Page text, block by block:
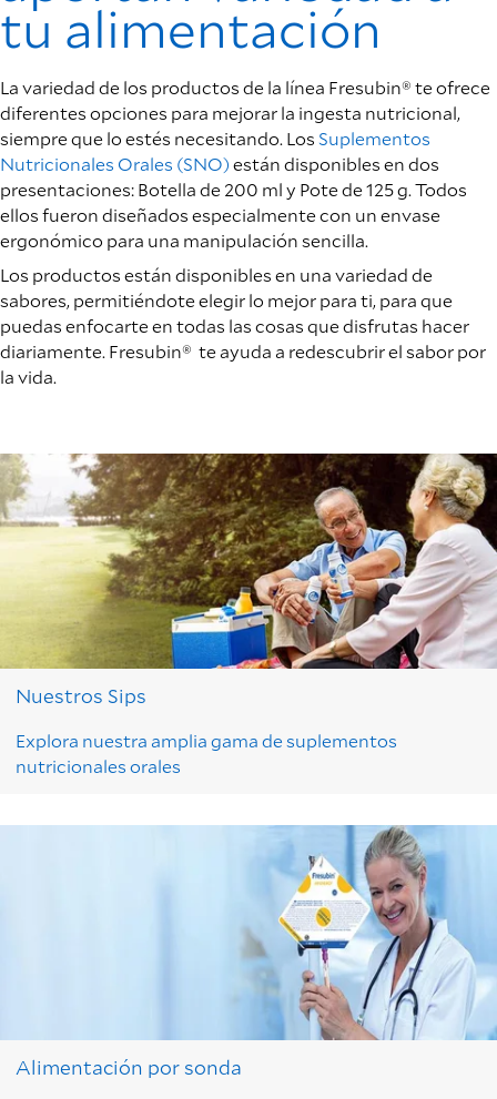
tu alimentación
La variedad de los productos de la línea Fresubin® te ofrece
diferentes opciones para mejorar la ingesta nutricional,
siempre que lo estés necesitando. LosSuplementos
Nutricionales Orales (SNO)están disponibles en dos
presentaciones: Botella de 200 ml y Pote de 125 g. Todos
ellos fueron diseñados especialmente con un envase
ergonómico para una manipulación sencilla.
Los productos están disponibles en una variedad de
sabores, permitiéndote elegir lo mejor para ti, para que
puedas enfocarte en todas las cosas que disfrutas hacer
diariamente. Fresubin® te ayuda a redescubrir el sabor por
la vida.
Nuestros Sips
Explora nuestra amplia gama de suplementos
nutricionales orales
Alimentación por sonda